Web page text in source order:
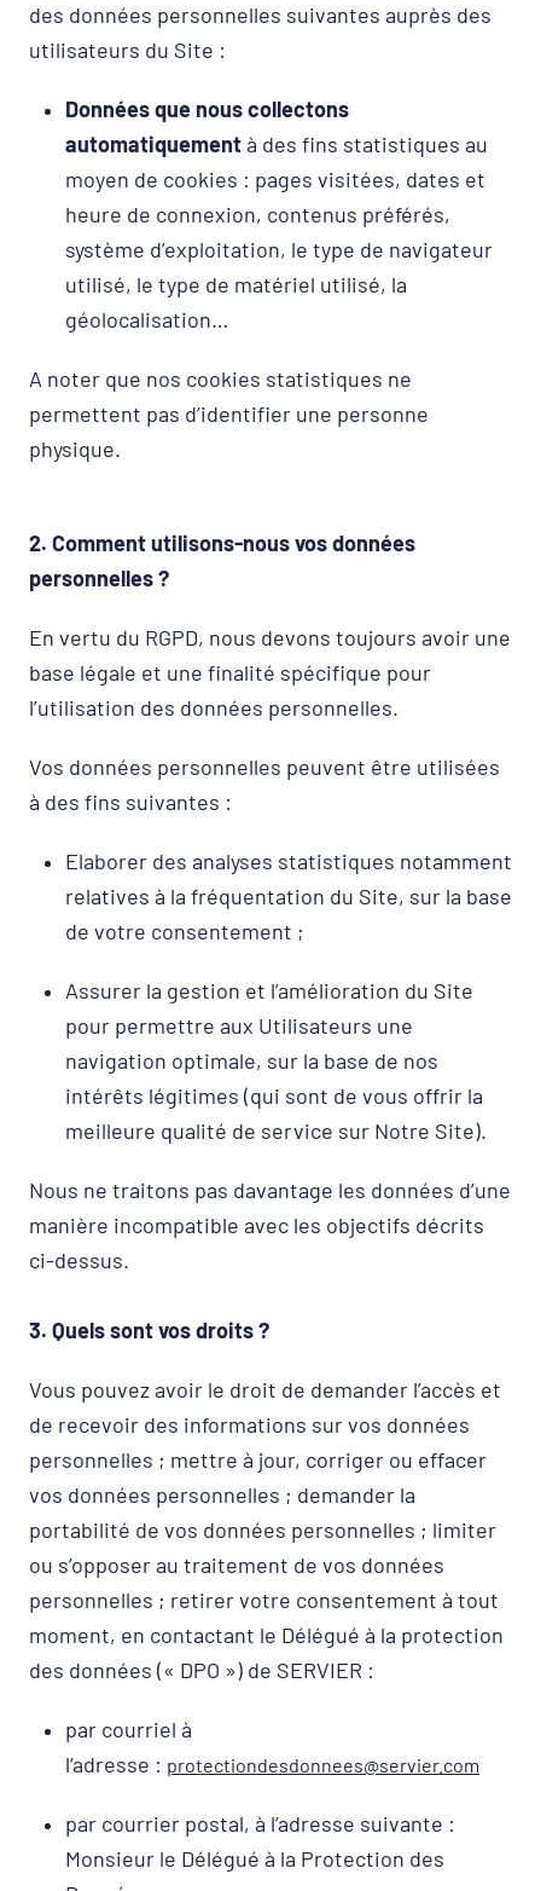
des données personnelles suivantes auprès des
utilisateurs du Site :
Données que nous collectons
automatiquementà des fins statistiques au
moyen de cookies : pages visitées, dates et
heure de connexion, contenus préférés,
système d’exploitation, le type de navigateur
utilisé, le type de matériel utilisé, la
géolocalisation…
A noter que nos cookies statistiques ne
permettent pas d’identifier une personne
physique.
2. Comment utilisons-nous vos données
personnelles ?
En vertu du RGPD, nous devons toujours avoir une
base légale et une finalité spécifique pour
l’utilisation des données personnelles.
Vos données personnelles peuvent être utilisées
à des fins suivantes :
Elaborer des analyses statistiques notamment
relatives à la fréquentation du Site, sur la base
de votre consentement ;
Assurer la gestion et l’amélioration du Site
pour permettre aux Utilisateurs une
navigation optimale, sur la base de nos
intérêts légitimes (qui sont de vous offrir la
meilleure qualité de service sur Notre Site).
Nous ne traitons pas davantage les données d’une
manière incompatible avec les objectifs décrits
ci-dessus.
3. Quels sont vos droits ?
Vous pouvez avoir le droit de demander l’accès et
de recevoir des informations sur vos données
personnelles ; mettre à jour, corriger ou effacer
vos données personnelles ; demander la
portabilité de vos données personnelles ; limiter
ou s’opposer au traitement de vos données
personnelles ; retirer votre consentement à tout
moment, en contactant le Délégué à la protection
des données (« DPO ») de SERVIER :
par courriel à
l’adresse : protectiondesdonnees@servier.com
par courrier postal, à l’adresse suivante :
Monsieur le Délégué à la Protection des